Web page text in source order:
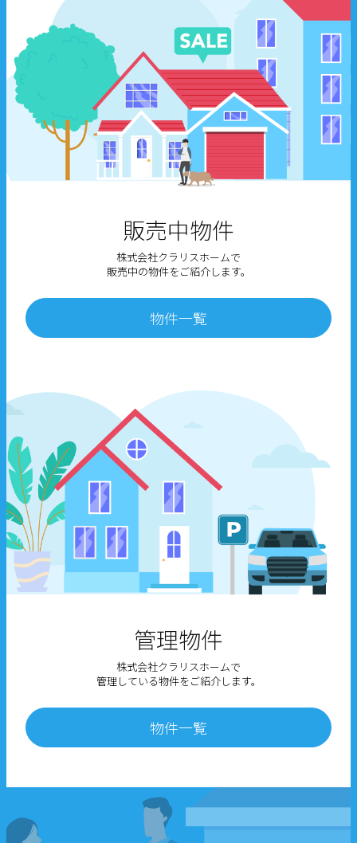
販売中物件
株式会社クラリスホームで
販売中の物件をご紹介します。
物件一覧
管理物件
株式会社クラリスホームで
管理している物件をご紹介します。
物件一覧